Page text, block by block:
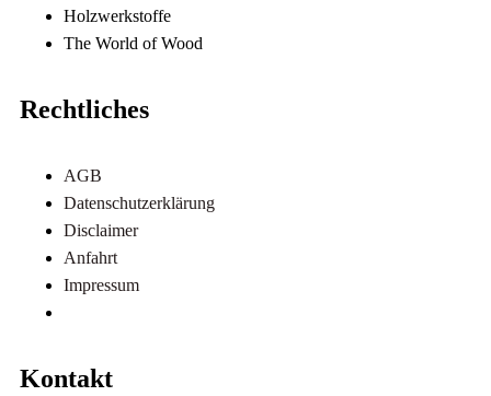
Holzwerkstoffe
The World of Wood
Rechtliches
AGB
Datenschutzerklärung
Disclaimer
Anfahrt
Impressum
Kontakt